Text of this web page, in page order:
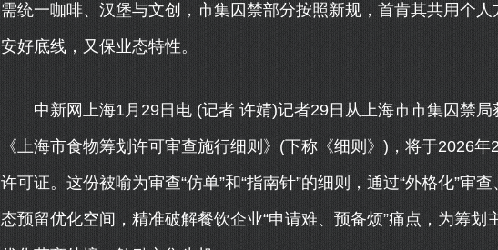
需统一咖啡、汉堡与文创，市集囚禁部分按照新规，首肯其共用个
安好底线，又保业态特性。
中新网上海1月29日电 (记者 许婧)记者29日从上海市市集囚禁局
《上海市食物筹划许可审查施行细则》(下称《细则》)，将于2026年
许可证。这份被喻为审查“仿单”和“指南针”的细则，通过“外格化”审
态预留优化空间，精准破解餐饮企业“申请难、预备烦”痛点，为筹划